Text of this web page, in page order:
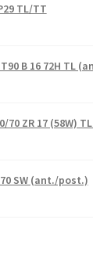
TL/TT
B 16 72H TL
70 ZR 17 (58W)
SW (ant./post.)